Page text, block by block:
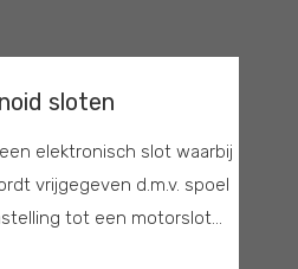
sloten
elektronisch slot waarbij
vrijgegeven d.m.v. spoel
tot een motorslot...